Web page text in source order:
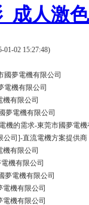
_成人激
01-02 15:27:48)
國夢電機有限公司
電機有限公司
機有限公司
夢電機有限公司
機的需求-東莞市國夢電
公司]-直流電機方案提供商
機有限公司
機有限公司
夢電機有限公司
電機有限公司
電機有限公司